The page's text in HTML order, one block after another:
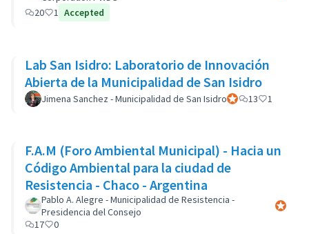
20
1 Accepted
Lab San Isidro: Laboratorio de Innovación
Abierta de la Municipalidad de San Isidro
Jimena Sanchez - Municipalidad de San IsidroParticipant officiel
13 1
F.A.M (Foro Ambiental Municipal) - Hacia un
Código Ambiental para la ciudad de
Resistencia - Chaco - Argentina
Pablo A. Alegre - Municipalidad de Resistencia -
Presidencia del Consejo
17
0